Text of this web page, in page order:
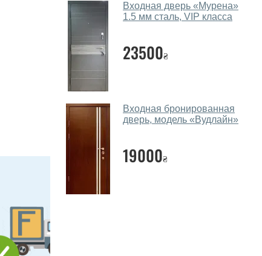
Входная дверь «Мурена»
1.5 мм сталь, VIP класса
23500₴
Входная бронированная
дверь, модель «Вудлайн»
19000₴